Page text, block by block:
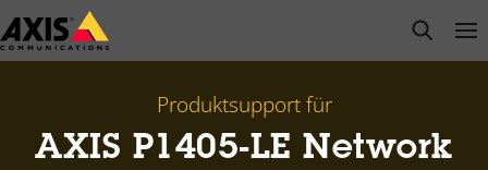
Zum
Hauptinhalt
open
Produktsupport für
AXIS P1405-LE Network